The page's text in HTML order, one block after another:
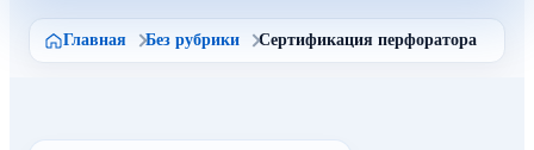
Главная Без рубрики Сертификация перфоратора